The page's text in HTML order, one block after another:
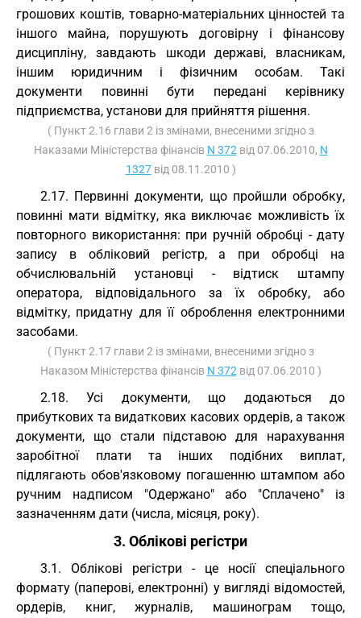
грошових коштів, товарно-матеріальних цінностей та
іншого майна, порушують договірну і фінансову
дисципліну, завдають шкоди державі, власникам,
іншим юридичним і фізичним особам. Такі
документи повинні бути передані керівнику
підприємства, установи для прийняття рішення.
( Пункт 2.16 глави 2 із змінами, внесеними згідно з
Наказами Міністерства фінансів N 372 від 07.06.2010, N
1327від 08.11.2010 )
2.17. Первинні документи, що пройшли обробку,
повинні мати відмітку, яка виключає можливість їх
повторного використання: при ручній обробці - дату
запису в обліковий регістр, а при обробці на
обчислювальній установці - відтиск штампу
оператора, відповідального за їх обробку, або
відмітку, придатну для її оброблення електронними
засобами.
( Пункт 2.17 глави 2 із змінами, внесеними згідно з
Наказом Міністерства фінансів N 372 від 07.06.2010 )
2.18. Усі документи, що додаються до
прибуткових та видаткових касових ордерів, а також
документи, що стали підставою для нарахування
заробітної плати та інших подібних виплат,
підлягають обов'язковому погашенню штампом або
ручним надписом "Одержано" або "Сплачено" із
зазначенням дати (числа, місяця, року).
3. Облікові регістри
3.1. Облікові регістри - це носії спеціального
формату (паперові, електронні) у вигляді відомостей,
ордерів, книг, журналів, машинограм тощо,